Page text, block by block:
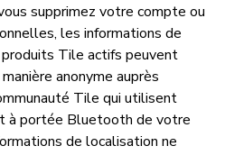
supprimez votre compte ou
les informations de
Tile actifs peuvent
anonyme auprès
Tile qui utilisent
à portée Bluetooth de votre
de localisation ne